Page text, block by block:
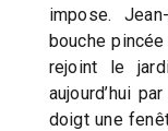
impose.
bouche
rejoint le
aujourd’hui
doigt une